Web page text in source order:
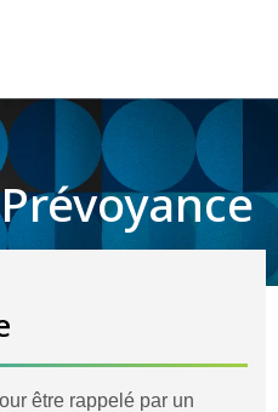
être rappelé par un